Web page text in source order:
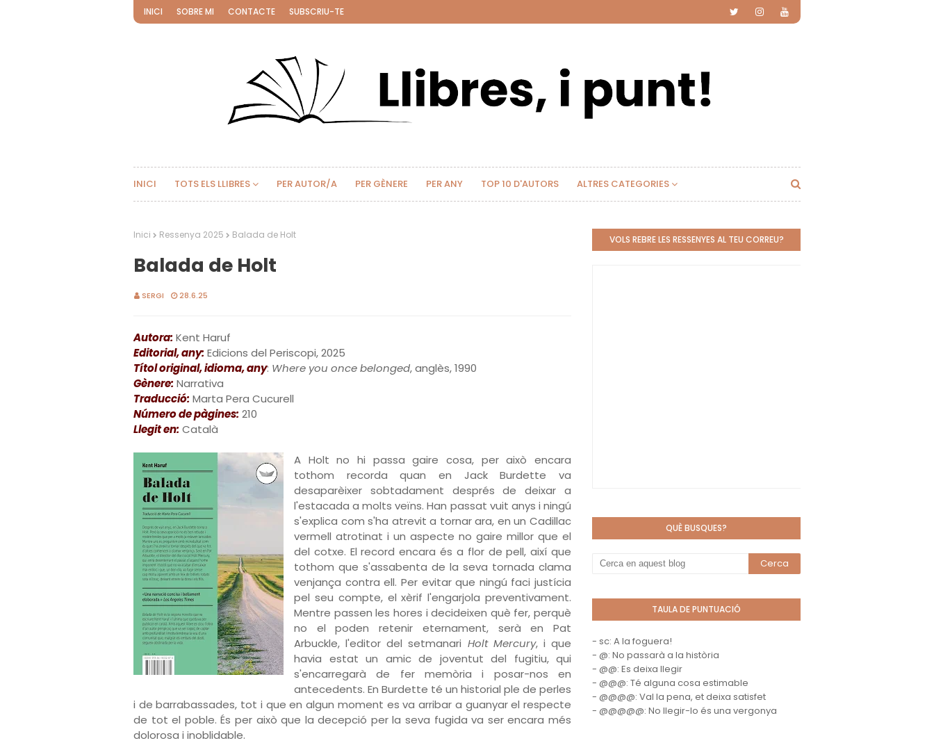
INICI SOBRE MI CONTACTE SUBSCRIU-TE
INICI TOTS ELS LLIBRES PER AUTOR/A PER GÈNERE PER ANY TOP 10 D'AUTORS ALTRES CATEGORIES
Inici Ressenya 2025 Balada de Holt
Balada de Holt
SERGI 28.6.25
Autora: Kent Haruf
Editorial, any: Edicions del Periscopi, 2025
Títol original, idioma, any: Where you once belonged, anglès, 1990
Gènere: Narrativa
Traducció: Marta Pera Cucurell
Número de pàgines: 210
Llegit en: Català
A Holt no hi passa gaire cosa, per això encara
tothom recorda quan en Jack Burdette va
desaparèixer sobtadament després de deixar a
l'estacada a molts veïns. Han passat vuit anys i ningú
s'explica com s'ha atrevit a tornar ara, en un Cadillac
vermell atrotinat i un aspecte no gaire millor que el
del cotxe. El record encara és a flor de pell, així que
tothom que s'assabenta de la seva tornada clama
venjança contra ell. Per evitar que ningú faci justícia
pel seu compte, el xèrif l'engarjola preventivament.
Mentre passen les hores i decideixen què fer, perquè
no el poden retenir eternament, serà en Pat
Arbuckle, l'editor del setmanari Holt Mercury, i que
havia estat un amic de joventut del fugitiu, qui
s'encarregarà de fer memòria i posar-nos en
antecedents. En Burdette té un historial ple de perles
i de barrabassades, tot i que en algun moment es va arribar a guanyar el respecte
de tot el poble. És per això que la decepció per la seva fugida va ser encara més
dolorosa i inoblidable.
VOLS REBRE LES RESSENYES AL TEU CORREU?
QUÈ BUSQUES?
TAULA DE PUNTUACIÓ
- sc: A la foguera!
- @: No passarà a la història
- @@: Es deixa llegir
- @@@: Té alguna cosa estimable
- @@@@: Val la pena, et deixa satisfet
- @@@@@: No llegir-lo és una vergonya